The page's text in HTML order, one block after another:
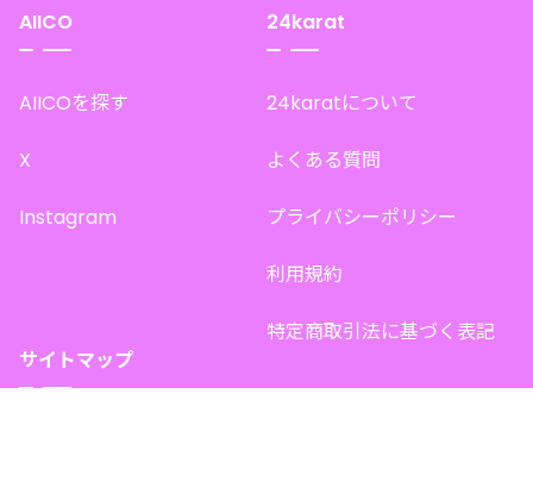
AIICO
AIICOを探す
X
Instagram
24karat
24karatについて
よくある質問
プライバシーポリシー
利用規約
特定商取引法に基づく表記
サイトマップ